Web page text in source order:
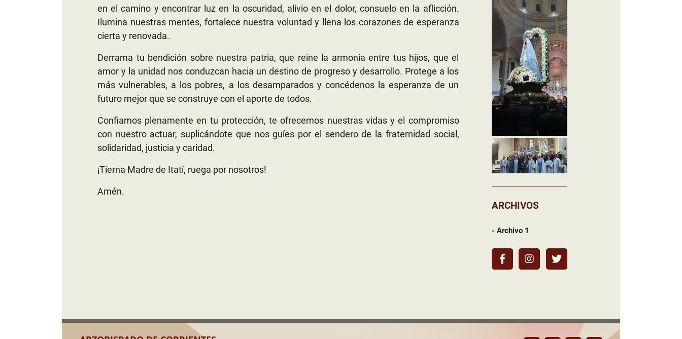
en el camino y encontrar luz en la oscuridad, alivio en el dolor, consuelo en la aflicción.
Ilumina nuestras mentes, fortalece nuestra voluntad y llena los corazones de esperanza
cierta y renovada.
Derrama tu bendición sobre nuestra patria, que reine la armonía entre tus hijos, que el
amor y la unidad nos conduzcan hacia un destino de progreso y desarrollo. Protege a los
más vulnerables, a los pobres, a los desamparados y concédenos la esperanza de un
futuro mejor que se construye con el aporte de todos.
Confiamos plenamente en tu protección, te ofrecemos nuestras vidas y el compromiso
con nuestro actuar, suplicándote que nos guíes por el sendero de la fraternidad social,
solidaridad, justicia y caridad.
¡Tierna Madre de Itatí, ruega por nosotros!
Amén.
ARCHIVOS
- Archivo 1